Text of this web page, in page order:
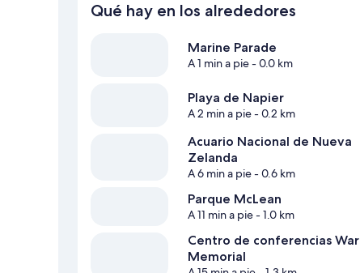
Qué hay en los alrededores
Marine Parade
A 1 min a pie- 0.0 km
Playa de Napier
A 2 min a pie- 0.2 km
Acuario Nacional de Nueva
Zelanda
A 6 min a pie- 0.6 km
Parque McLean
A 11 min a pie- 1.0 km
Centro de conferencias War
Memorial